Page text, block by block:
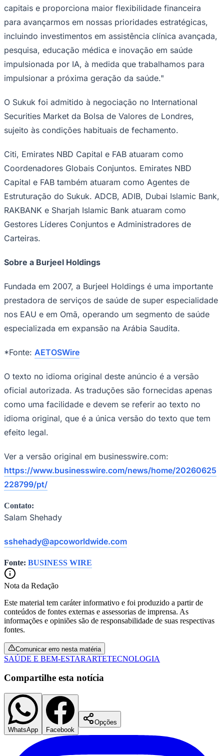
Corinthians
São Paulo
capitais e proporciona maior flexibilidade financeira
para avançarmos em nossas prioridades estratégicas,
incluindo investimentos em assistência clínica avançada,
pesquisa, educação médica e inovação em saúde
impulsionada por IA, à medida que trabalhamos para
impulsionar a próxima geração da saúde."
O Sukuk foi admitido à negociação no International
Securities Market da Bolsa de Valores de Londres,
sujeito às condições habituais de fechamento.
Citi, Emirates NBD Capital e FAB atuaram como
Coordenadores Globais Conjuntos. Emirates NBD
Capital e FAB também atuaram como Agentes de
Estruturação do Sukuk. ADCB, ADIB, Dubai Islamic Bank,
RAKBANK e Sharjah Islamic Bank atuaram como
Gestores Líderes Conjuntos e Administradores de
Carteiras.
Sobre a Burjeel Holdings
Fundada em 2007, a Burjeel Holdings é uma importante
prestadora de serviços de saúde de super especialidade
nos EAU e em Omã, operando um segmento de saúde
especializada em expansão na Arábia Saudita.
*Fonte: AETOSWire
O texto no idioma original deste anúncio é a versão
oficial autorizada. As traduções são fornecidas apenas
como uma facilidade e devem se referir ao texto no
idioma original, que é a única versão do texto que tem
efeito legal.
Ver a versão original em businesswire.com:
https://www.businesswire.com/news/home/20260625
228799/pt/
Contato:
Salam Shehady
sshehady@apcoworldwide.com
Fonte: BUSINESS WIRE
Nota da Redação
Este material tem caráter informativo e foi produzido a partir de
conteúdos de fontes externas e assessorias de imprensa. As
informações e opiniões são de responsabilidade de suas respectivas
fontes.
Comunicar erro nesta matéria
SAÚDE E BEM-ESTARARTETECNOLOGIA
Compartilhe esta notícia
WhatsApp Facebook
Opções